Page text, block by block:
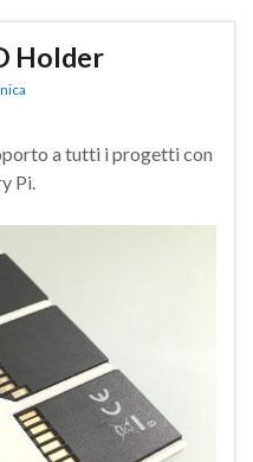
Holder
a tutti i progetti con
Pi.